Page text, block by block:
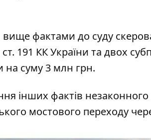
вище фактами до суду
191 КК України та двох
на суму 3 млн грн.
інших фактів
мостового переходу